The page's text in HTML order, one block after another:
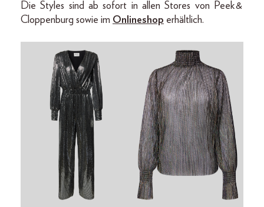
Die Styles sind ab sofort in allen Stores von Peek &
Cloppenburg sowie im Onlineshop erhältlich.